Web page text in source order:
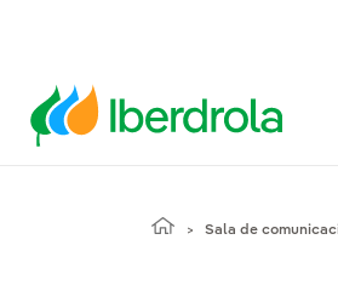
Sala de